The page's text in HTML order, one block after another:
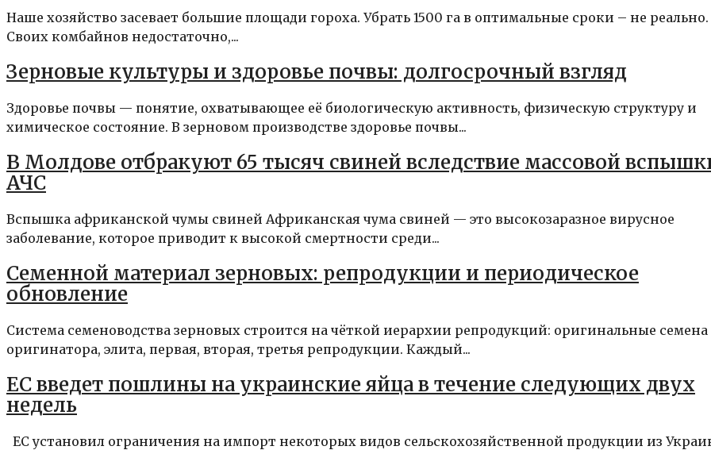
Наше хозяйство засевает большие площади гороха. Убрать 1500 га в оптимальные сроки – не реально.
Своих комбайнов недостаточно,...
Зерновые культуры и здоровье почвы: долгосрочный взгляд
Здоровье почвы — понятие, охватывающее её биологическую активность, физическую структуру и
химическое состояние. В зерновом производстве здоровье почвы...
В Молдове отбракуют 65 тысяч свиней вследствие массовой
АЧС
Вспышка африканской чумы свиней Африканская чума свиней — это высокозаразное вирусное
заболевание, которое приводит к высокой смертности среди...
Семенной материал зерновых: репродукции и периодическое
обновление
Система семеноводства зерновых строится на чёткой иерархии репродукций: оригинальные семена
оригинатора, элита, первая, вторая, третья репродукции. Каждый...
ЕС введет пошлины на украинские яйца в течение следующих двух
недель
ЕС установил ограничения на импорт некоторых видов сельскохозяйственной продукции из